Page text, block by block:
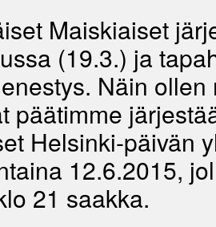
Maiskiaiset
(19.3.) ja
Näin ollen
päätimme
Helsinki-päivän
12.6.2015,
21 saakka.